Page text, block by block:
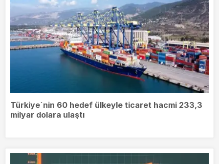
Türkiye`nin 60 hedef ülkeyle ticaret hacmi 233,3
milyar dolara ulaştı